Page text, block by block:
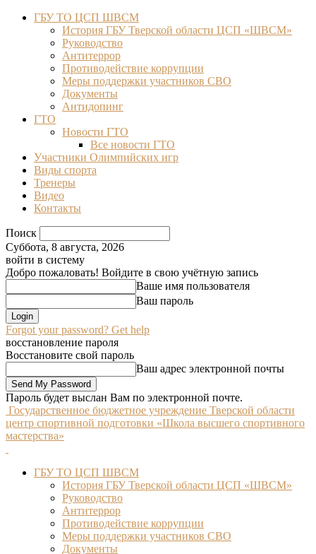
ГБУ ТО ЦСП ШВСМ
История ГБУ Тверской области ЦСП «ШВСМ»
Руководство
Антитеррор
Противодействие коррупции
Меры поддержки участников СВО
Документы
Антидопинг
ГТО
Новости ГТО
Все новости ГТО
Участники Олимпийских игр
Виды спорта
Тренеры
Видео
Контакты
Поиск
Суббота, 8 августа, 2026
войти в систему
Добро пожаловать! Войдите в свою учётную запись
Ваше имя пользователя
Ваш пароль
Forgot your password? Get help
восстановление пароля
Восстановите свой пароль
Ваш адрес электронной почты
Пароль будет выслан Вам по электронной почте.
Государственное бюджетное учреждение Тверской области
центр спортивной подготовки «Школа высшего спортивного
мастерства»
ГБУ ТО ЦСП ШВСМ
История ГБУ Тверской области ЦСП «ШВСМ»
Руководство
Антитеррор
Противодействие коррупции
Меры поддержки участников СВО
Документы